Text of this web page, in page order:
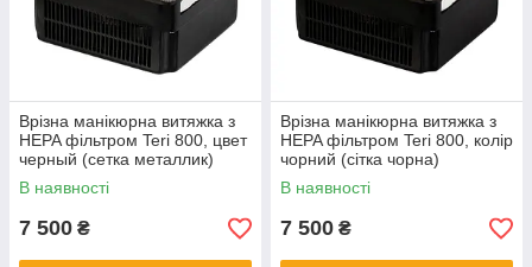
Врізна манікюрна витяжка з
HEPA фільтром Teri 800, цвет
черный (сетка металлик)
В наявності
7 500 ₴
Врізна манікюрна витяжка з
HEPA фільтром Teri 800, колір
чорний (сітка чорна)
В наявності
7 500 ₴